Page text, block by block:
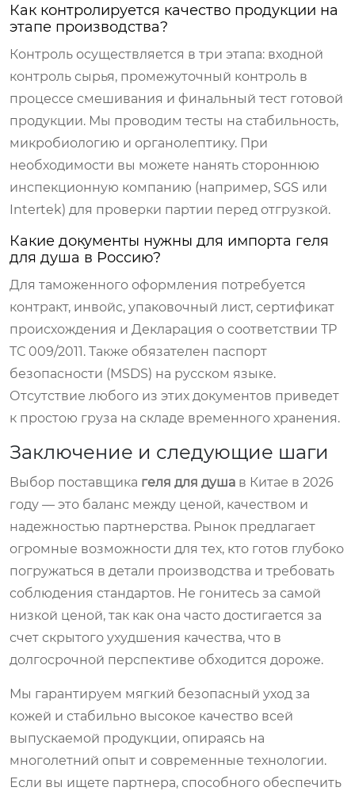
Как контролируется качество продукции на
этапе производства?
Контроль осуществляется в три этапа: входной
контроль сырья, промежуточный контроль в
процессе смешивания и финальный тест готовой
продукции. Мы проводим тесты на стабильность,
микробиологию и органолептику. При
необходимости вы можете нанять стороннюю
инспекционную компанию (например, SGS или
Intertek) для проверки партии перед отгрузкой.
Какие документы нужны для импорта геля
для душа в Россию?
Для таможенного оформления потребуется
контракт, инвойс, упаковочный лист, сертификат
происхождения и Декларация о соответствии ТР
ТС 009/2011. Также обязателен паспорт
безопасности (MSDS) на русском языке.
Отсутствие любого из этих документов приведет
к простою груза на складе временного хранения.
Заключение и следующие шаги
Выбор поставщика геля для душа в Китае в 2026
году — это баланс между ценой, качеством и
надежностью партнерства. Рынок предлагает
огромные возможности для тех, кто готов глубоко
погружаться в детали производства и требовать
соблюдения стандартов. Не гонитесь за самой
низкой ценой, так как она часто достигается за
счет скрытого ухудшения качества, что в
долгосрочной перспективе обходится дороже.
Мы гарантируем мягкий безопасный уход за
кожей и стабильно высокое качество всей
выпускаемой продукции, опираясь на
многолетний опыт и современные технологии.
Если вы ищете партнера, способного обеспечить